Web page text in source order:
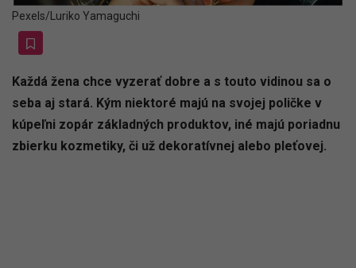
Pexels/Luriko Yamaguchi
Každá žena chce vyzerať dobre a s touto vidinou sa o
seba aj stará. Kým niektoré majú na svojej poličke v
kúpeľni zopár základných produktov, iné majú poriadnu
zbierku kozmetiky, či už dekoratívnej alebo pleťovej.